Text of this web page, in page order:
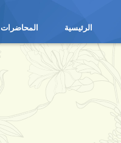
الرئيسية المحاضرات